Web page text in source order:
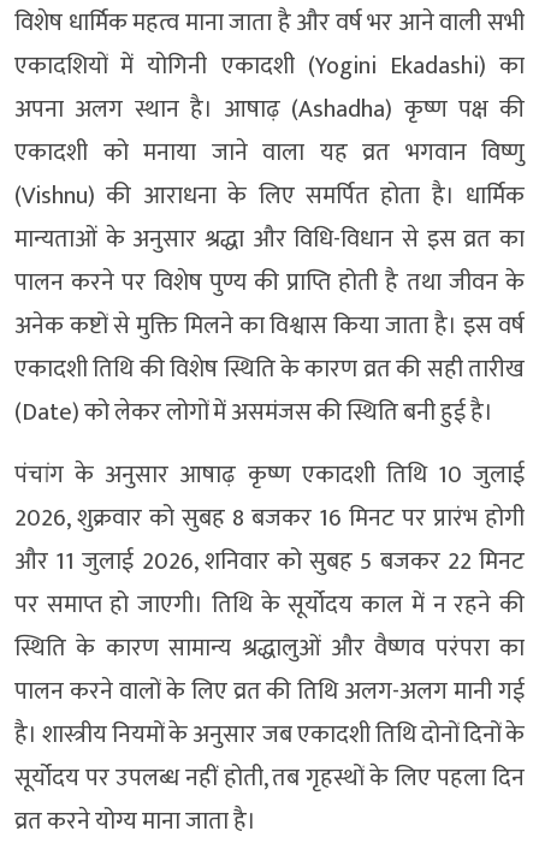
विशेष धार्मिक महत्व माना जाता है और वर्ष भर आने वाली सभी
एकादशियों में योगिनी एकादशी (Yogini Ekadashi) का
अपना अलग स्थान है। आषाढ़ (Ashadha) कृष्ण पक्ष की
एकादशी को मनाया जाने वाला यह व्रत भगवान विष्णु
(Vishnu) की आराधना के लिए समर्पित होता है। धार्मिक
मान्यताओं के अनुसार श्रद्धा और विधि-विधान से इस व्रत का
पालन करने पर विशेष पुण्य की प्राप्ति होती है तथा जीवन के
अनेक कष्टों से मुक्ति मिलने का विश्वास किया जाता है। इस वर्ष
एकादशी तिथि की विशेष स्थिति के कारण व्रत की सही तारीख
(Date) को लेकर लोगों में असमंजस की स्थिति बनी हुई है।
पंचांग के अनुसार आषाढ़ कृष्ण एकादशी तिथि 10 जुलाई
2026, शुक्रवार को सुबह 8 बजकर 16 मिनट पर प्रारंभ होगी
और 11 जुलाई 2026, शनिवार को सुबह 5 बजकर 22 मिनट
पर समाप्त हो जाएगी। तिथि के सूर्योदय काल में न रहने की
स्थिति के कारण सामान्य श्रद्धालुओं और वैष्णव परंपरा का
पालन करने वालों के लिए व्रत की तिथि अलग-अलग मानी गई
है। शास्त्रीय नियमों के अनुसार जब एकादशी तिथि दोनों दिनों के
सूर्योदय पर उपलब्ध नहीं होती, तब गृहस्थों के लिए पहला दिन
व्रत करने योग्य माना जाता है।